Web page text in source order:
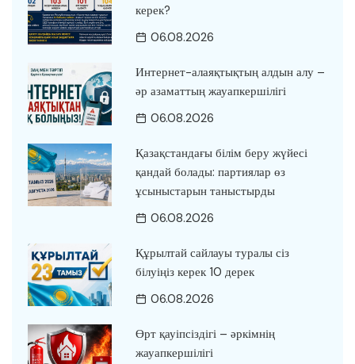
керек?
06.08.2026
Интернет-алаяқтықтың алдын алу –
әр азаматтың жауапкершілігі
06.08.2026
Қазақстандағы білім беру жүйесі
қандай болады: партиялар өз
ұсыныстарын таныстырды
06.08.2026
Құрылтай сайлауы туралы сіз
білуіңіз керек 10 дерек
06.08.2026
Өрт қауіпсіздігі – әркімнің
жауапкершілігі